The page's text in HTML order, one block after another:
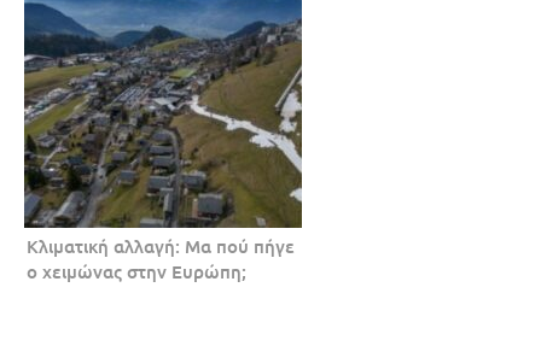
Κλιματική αλλαγή: Μα πού πήγε
ο χειμώνας στην Ευρώπη;